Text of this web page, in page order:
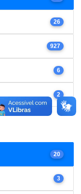
26
927
6
2
20
3